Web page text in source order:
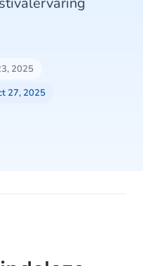
2025
27, 2025